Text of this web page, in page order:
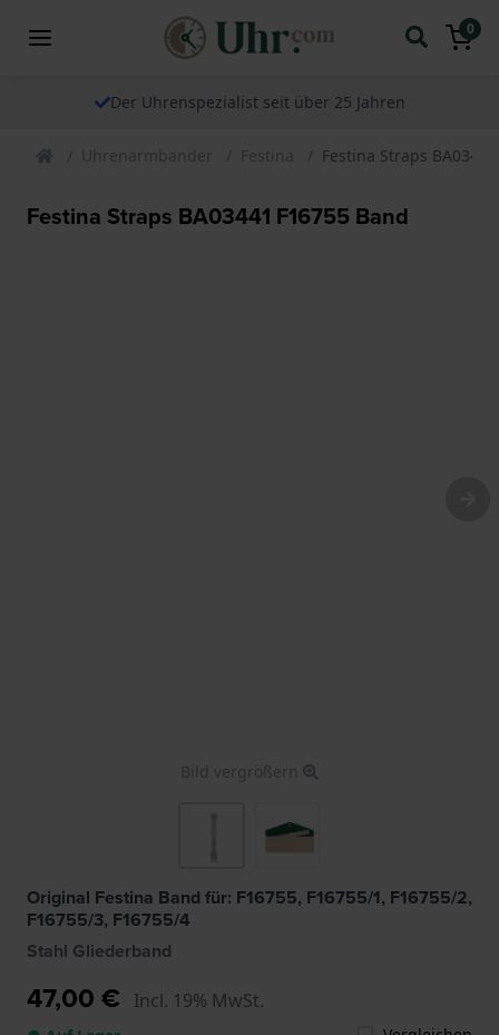
0
Der Uhrenspezialist seit über 25 Jahren
Uhrenarmbander Festina Festina Straps
Festina Straps BA03441 F16755 Band
Bild vergrößern
Original Festina Band für: F16755, F16755/1, F16755/2,
F16755/3, F16755/4
Stahl Gliederband
47,00 € Incl. 19% MwSt.